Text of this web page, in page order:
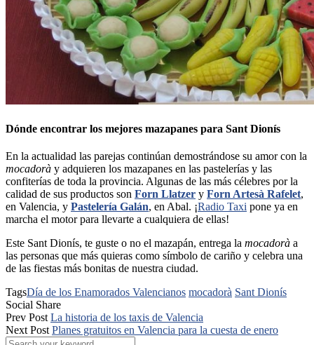
Dónde encontrar los mejores mazapanes para Sant Dionís
En la actualidad las parejas continúan demostrándose su amor con la
mocadorà y adquieren los mazapanes en las pastelerías y las
confiterías de toda la provincia. Algunas de las más célebres por la
calidad de sus productos son Forn Llatzer y Forn Artesà Rafelet,
en Valencia, y Pastelería Galán, en Abal. ¡Radio Taxi pone ya en
marcha el motor para llevarte a cualquiera de ellas!
Este Sant Dionís, te guste o no el mazapán, entrega la mocadorà a
las personas que más quieras como símbolo de cariño y celebra una
de las fiestas más bonitas de nuestra ciudad.
TagsDía de los Enamorados Valencianos mocadorà Sant Dionís
Social Share
Prev Post La historia de los taxis de Valencia
Next Post Planes gratuitos en Valencia para la cuesta de enero